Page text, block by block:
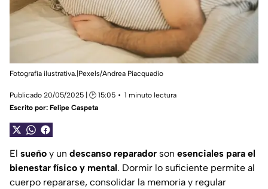
Fotografía ilustrativa.|Pexels/Andrea Piacquadio
Publicado 20/05/2025 | 🕑 15:05
1 minuto lectura
Escrito por: Felipe Caspeta
El sueño y un descanso reparador son esenciales para el
bienestar físico y mental. Dormir lo suficiente permite al
cuerpo repararse, consolidar la memoria y regular